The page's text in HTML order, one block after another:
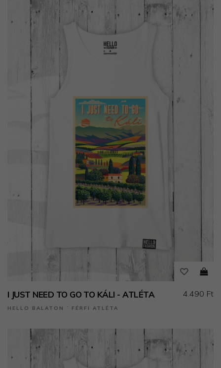
I JUST NEED TO GO TO KÁLI - ATLÉTA
HELLO BALATON ˙ FÉRFI ATLÉTA
4.490 Ft